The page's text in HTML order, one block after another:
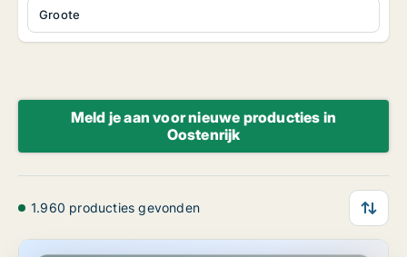
Groote
Meld je aan voor nieuwe producties in
Oostenrijk
1.960 producties gevonden
Productie in Wenen Favoriten, Wenen